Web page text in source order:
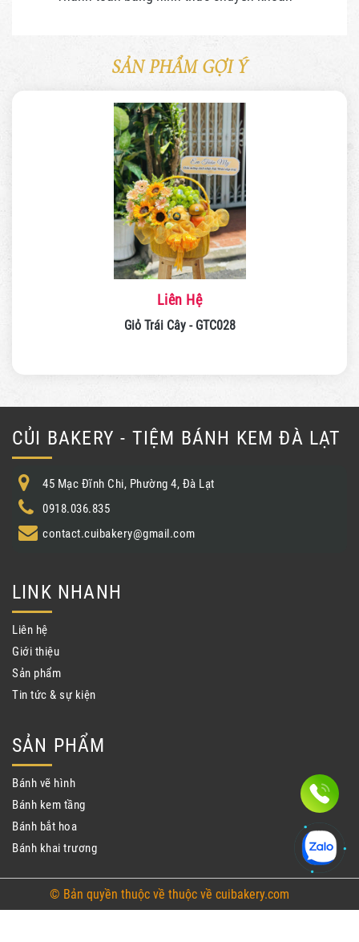
SẢN PHẨM GỢI Ý
Liên Hệ
Giỏ Trái Cây - GTC028
CỦI BAKERY - TIỆM BÁNH KEM ĐÀ LẠT
45 Mạc Đĩnh Chi, Phường 4, Đà Lạt
0918.036.835
contact.cuibakery@gmail.com
LINK NHANH
Liên hệ
Giới thiệu
Sản phẩm
Tin tức & sự kiện
SẢN PHẨM
Bánh vẽ hình
Bánh kem tầng
Bánh bắt hoa
Bánh khai trương
© Bản quyền thuộc về thuộc về cuibakery.com